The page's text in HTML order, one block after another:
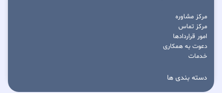
مرکز مشاوره
مرکز تماس
امور قراردادها
دعوت به همکاری
خدمات
دسته بندی ها